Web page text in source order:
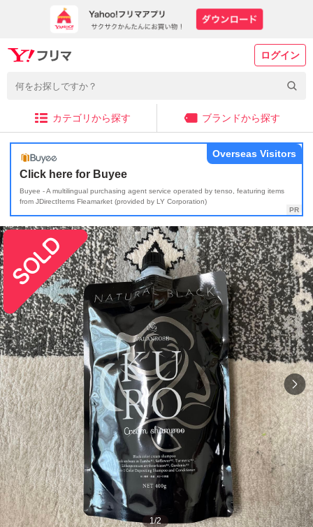
ログイン
カテゴリから探す ブランドから探す
Click here for Buyee
Buyee - A multilingual purchasing agent service operated by tenso, featuring items
from JDirectItems Fleamarket (provided by LY Corporation)
Overseas Visitors
1/2